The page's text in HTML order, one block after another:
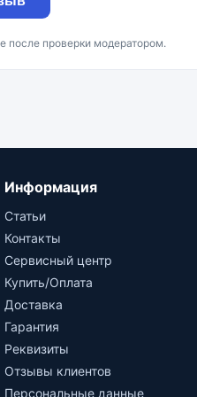
после проверки модератором.
Информация
Статьи
Контакты
Сервисный центр
Купить/Оплата
Доставка
Гарантия
Реквизиты
Отзывы клиентов
Персональные данные